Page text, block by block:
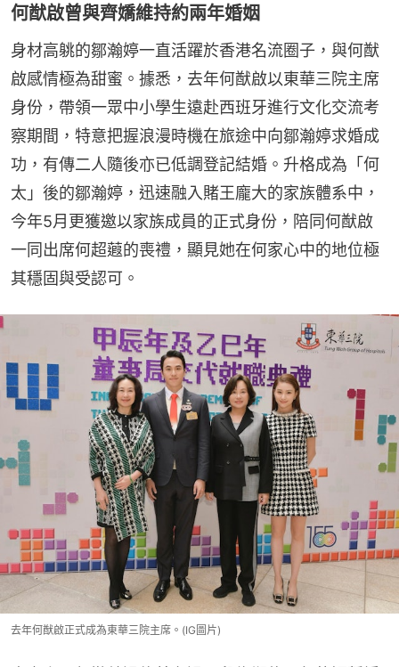
何猷啟曾與齊嬌維持約兩年婚姻
身材高䠷的鄒瀚婷一直活躍於香港名流圈子，與何猷
啟感情極為甜蜜。據悉，去年何猷啟以東華三院主席
身份，帶領一眾中小學生遠赴西班牙進行文化交流考
察期間，特意把握浪漫時機在旅途中向鄒瀚婷求婚成
功，有傳二人隨後亦已低調登記結婚。升格成為「何
太」後的鄒瀚婷，迅速融入賭王龐大的家族體系中，
今年5月更獲邀以家族成員的正式身份，陪同何猷啟
一同出席何超蕸的喪禮，顯見她在何家心中的地位極
其穩固與受認可。
去年何猷啟正式成為東華三院主席。(IG圖片)